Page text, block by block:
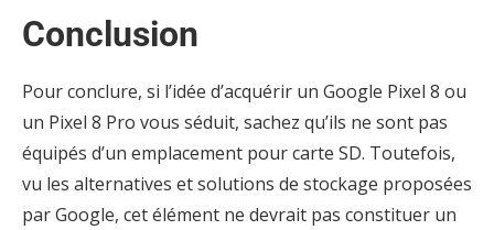
Conclusion
Pour conclure, si l’idée d’acquérir un Google Pixel 8 ou
un Pixel 8 Pro vous séduit, sachez qu’ils ne sont pas
équipés d’un emplacement pour carte SD. Toutefois,
vu les alternatives et solutions de stockage proposées
par Google, cet élément ne devrait pas constituer un